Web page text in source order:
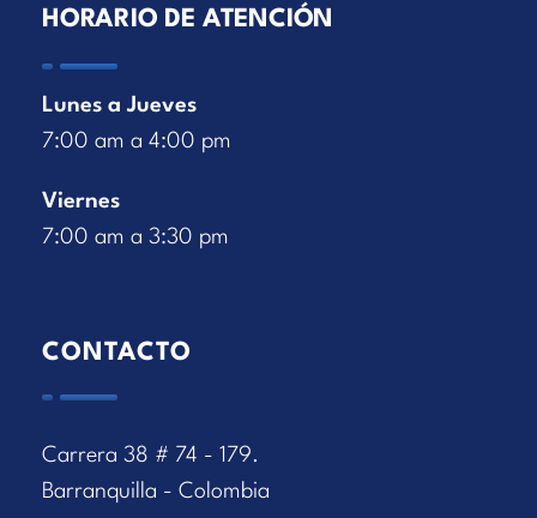
HORARIO DE ATENCIÓN
Lunes a Jueves
7:00 am a 4:00 pm
Viernes
7:00 am a 3:30 pm
CONTACTO
Carrera 38 # 74 - 179.
Barranquilla - Colombia